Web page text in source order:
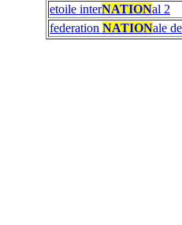
etoile interNATIONal 2
federation NATIONale